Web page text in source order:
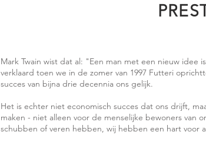
Mark Twain wist dat al: "Een man met een nieuw
verklaard toen we in de zomer van 1997 Futteri
succes van bijna drie decennia ons gelijk.
Het is echter niet economisch succes dat ons drijft,
maken - niet alleen voor de menselijke bewoners van
schubben of veren hebben, wij hebben een hart voor